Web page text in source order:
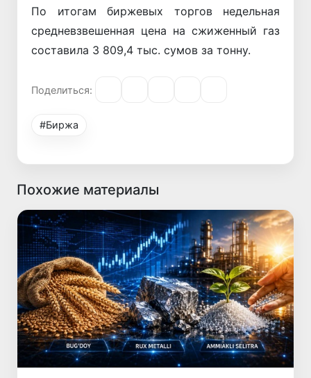
По итогам биржевых торгов недельная
средневзвешенная цена на сжиженный газ
составила 3 809,4 тыс. сумов за тонну.
Поделиться:
#Биржа
Похожие материалы